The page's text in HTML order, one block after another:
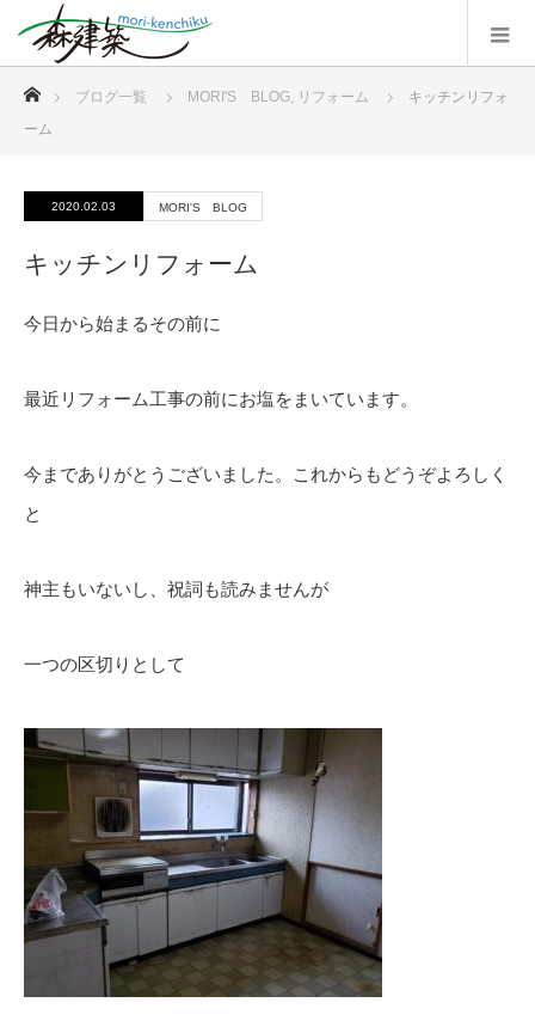
ブログ一覧 MORI'S BLOG, リフォーム
キッチンリフォ
ーム
2020.02.03 MORI'S BLOG
キッチンリフォーム
今日から始まるその前に
最近リフォーム工事の前にお塩をまいています。
今までありがとうございました。これからもどうぞよろしく
と
神主もいないし、祝詞も読みませんが
一つの区切りとして